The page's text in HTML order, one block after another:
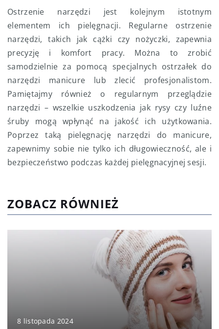
Ostrzenie narzędzi jest kolejnym istotnym
elementem ich pielęgnacji. Regularne ostrzenie
narzędzi, takich jak cążki czy nożyczki, zapewnia
precyzję i komfort pracy. Można to zrobić
samodzielnie za pomocą specjalnych ostrzałek do
narzędzi manicure lub zlecić profesjonalistom.
Pamiętajmy również o regularnym przeglądzie
narzędzi – wszelkie uszkodzenia jak rysy czy luźne
śruby mogą wpłynąć na jakość ich użytkowania.
Poprzez taką pielęgnację narzędzi do manicure,
zapewnimy sobie nie tylko ich długowieczność, ale i
bezpieczeństwo podczas każdej pielęgnacyjnej sesji.
ZOBACZ RÓWNIEŻ
8 listopada 2024